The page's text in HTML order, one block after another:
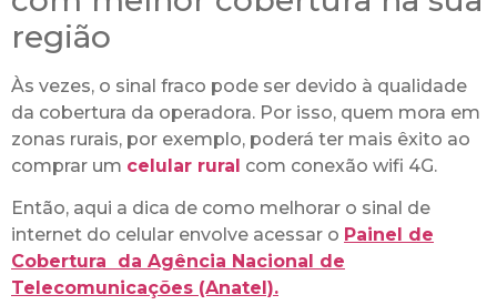
região
Às vezes, o sinal fraco pode ser devido à qualidade
da cobertura da operadora. Por isso, quem mora em
zonas rurais, por exemplo, poderá ter mais êxito ao
comprar um celular rural com conexão wifi 4G.
Então, aqui a dica de como melhorar o sinal de
internet do celular envolve acessar o Painel de
Cobertura da Agência Nacional de
Telecomunicações (Anatel).